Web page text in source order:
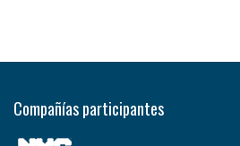
Compañías participantes